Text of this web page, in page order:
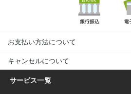
お支払い方法について
キャンセルについて